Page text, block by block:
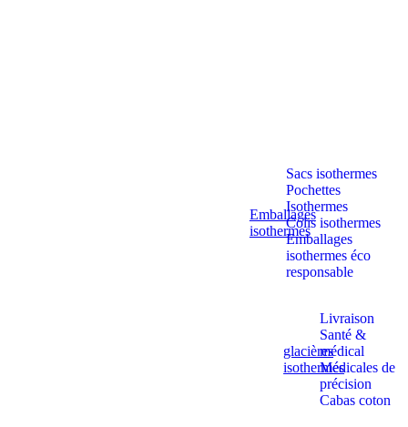
Emballages
isothermes
Sacs isothermes
Pochettes
Isothermes
Colis isothermes
Emballages
isothermes éco
responsable
glacières
isothermes
Livraison
Santé &
médical
Médicales de
précision
Cabas coton